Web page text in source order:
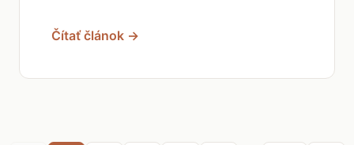
Čítať článok →